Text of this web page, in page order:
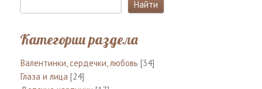
Категории раздела
Валентинки, сердечки, любовь [34]
Глаза и лица [24]